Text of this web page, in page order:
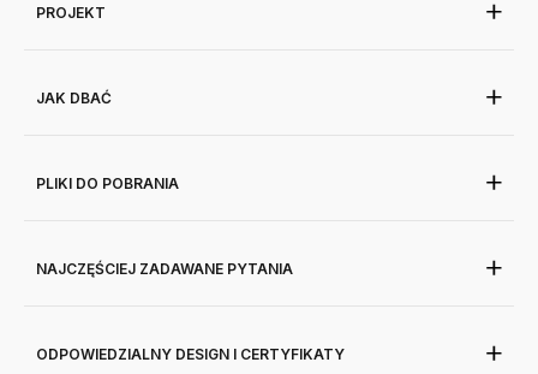
PROJEKT
JAK DBAĆ
PLIKI DO POBRANIA
NAJCZĘŚCIEJ ZADAWANE PYTANIA
ODPOWIEDZIALNY DESIGN I CERTYFIKATY